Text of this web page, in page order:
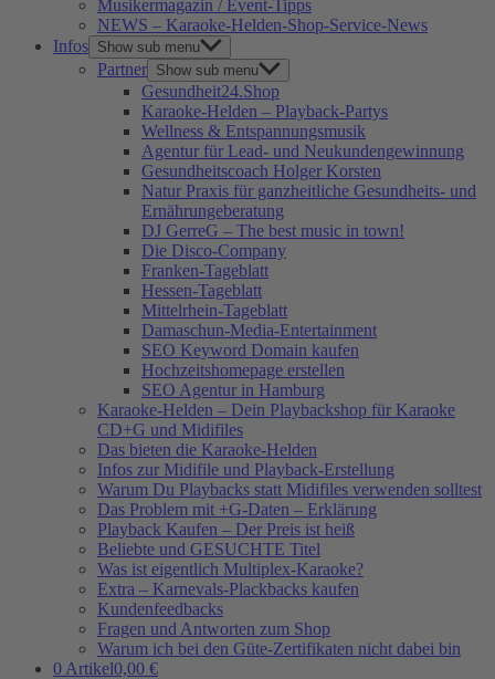
Musikermagazin / Event-Tipps
NEWS – Karaoke-Helden-Shop-Service-News
Infos Show sub menu
Partner Show sub menu
Gesundheit24.Shop
Karaoke-Helden – Playback-Partys
Wellness & Entspannungsmusik
Agentur für Lead- und Neukundengewinnung
Gesundheitscoach Holger Korsten
Natur Praxis für ganzheitliche Gesundheits- und
Ernährungeberatung
DJ GerreG – The best music in town!
Die Disco-Company
Franken-Tageblatt
Hessen-Tageblatt
Mittelrhein-Tageblatt
Damaschun-Media-Entertainment
SEO Keyword Domain kaufen
Hochzeitshomepage erstellen
SEO Agentur in Hamburg
Karaoke-Helden – Dein Playbackshop für Karaoke
CD+G und Midifiles
Das bieten die Karaoke-Helden
Infos zur Midifile und Playback-Erstellung
Warum Du Playbacks statt Midifiles verwenden solltest
Das Problem mit +G-Daten – Erklärung
Playback Kaufen – Der Preis ist heiß
Beliebte und GESUCHTE Titel
Was ist eigentlich Multiplex-Karaoke?
Extra – Karnevals-Plackbacks kaufen
Kundenfeedbacks
Fragen und Antworten zum Shop
Warum ich bei den Güte-Zertifikaten nicht dabei bin
0 Artikel0,00 €